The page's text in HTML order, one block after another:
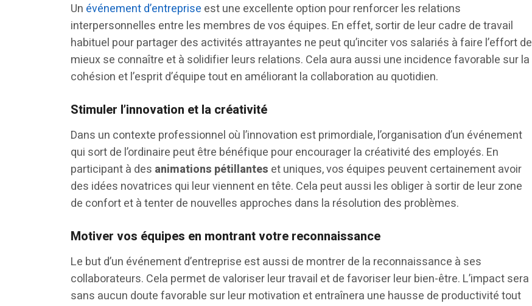
Un événement d’entreprise est une excellente option pour renforcer les relations
interpersonnelles entre les membres de vos équipes. En effet, sortir de leur cadre de travail
habituel pour partager des activités attrayantes ne peut qu’inciter vos salariés à faire l’effort de
mieux se connaître et à solidifier leurs relations. Cela aura aussi une incidence favorable sur la
cohésion et l’esprit d’équipe tout en améliorant la collaboration au quotidien.
Stimuler l’innovation et la créativité
Dans un contexte professionnel où l’innovation est primordiale, l’organisation d’un événement
qui sort de l’ordinaire peut être bénéfique pour encourager la créativité des employés. En
participant à des animations pétillantes et uniques, vos équipes peuvent certainement avoir
des idées novatrices qui leur viennent en tête. Cela peut aussi les obliger à sortir de leur zone
de confort et à tenter de nouvelles approches dans la résolution des problèmes.
Motiver vos équipes en montrant votre reconnaissance
Le but d’un événement d’entreprise est aussi de montrer de la reconnaissance à ses
collaborateurs. Cela permet de valoriser leur travail et de favoriser leur bien-être. L’impact sera
sans aucun doute favorable sur leur motivation et entraînera une hausse de productivité tout